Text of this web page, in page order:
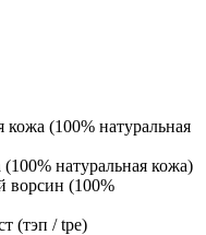
кожа (100% натуральная
натуральная кожа)
ворсин (100%
(тэп / tpe)